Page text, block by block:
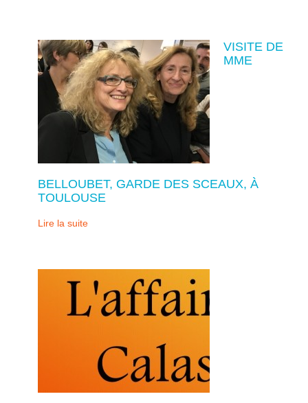
VISITE DE
MME
BELLOUBET, GARDE DES SCEAUX, À
TOULOUSE
Lire la suite